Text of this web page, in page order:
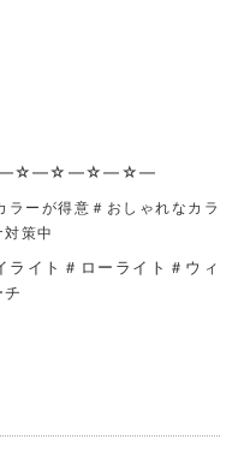
ーが得意＃おしゃれなカラ
策中
ライト＃ローライト＃ウィ